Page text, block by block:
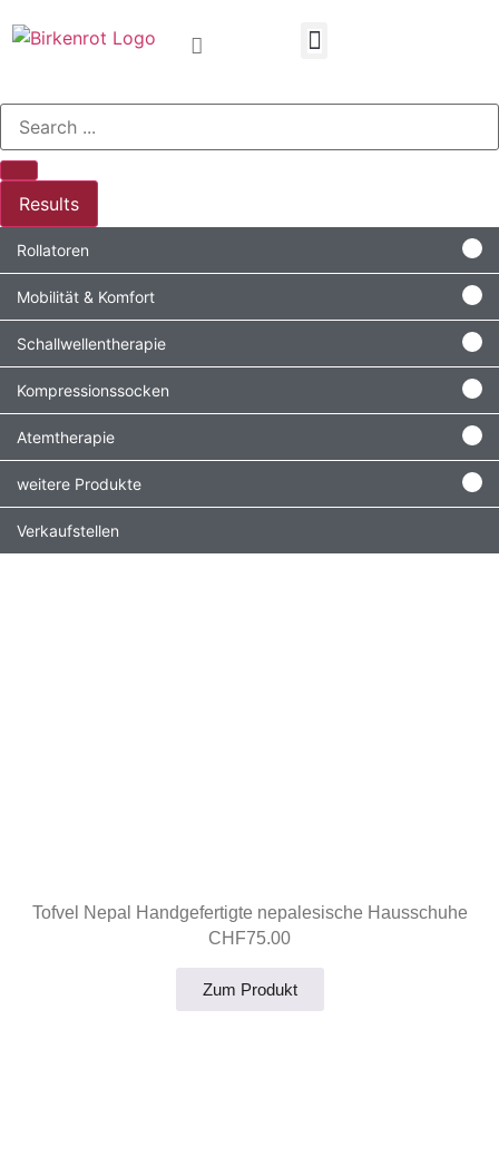
Results
Rollatoren
Mobilität & Komfort
Schallwellentherapie
Kompressionssocken
Atemtherapie
weitere Produkte
Verkaufstellen
Tofvel Nepal Handgefertigte nepalesische Hausschuhe
CHF75.00
Zum Produkt